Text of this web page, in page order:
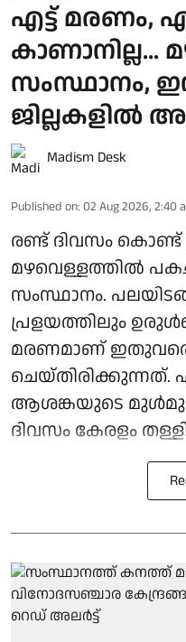
എട്ട് മരണം,
സംസ്ഥാനം,
ജില്ലകളിൽ
Madism Desk
Published on: 02 Aug 2026, 2:40
രണ്ട് ദിവസം കൊണ്ട്
മഴവെള്ളത്തിൽ
സംസ്ഥാനം.
പ്രളയത്തിലും
മരണമാണ് ഇതുവരെ
ചെയ്തിരിക്കുന്നത്.
ആശങ്കയുടെ
ദിവസം കേരളം